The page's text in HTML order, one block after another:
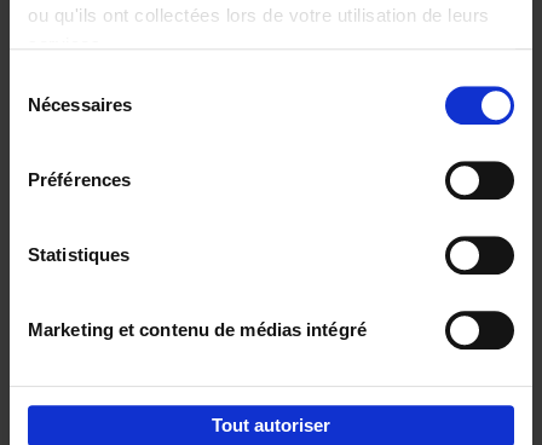
ou qu'ils ont collectées lors de votre utilisation de leurs
Nécessaires
Préférences
Statistiques
Marketing et contenu de médias intégré
Tout autoriser
Building Bonds = Building